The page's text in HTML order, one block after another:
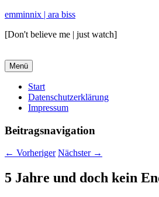
emminnix | ara biss
[Don't believe me | just watch]
Menü
Primäres
Menü
Start
Datenschutzerklärung
Impressum
Beitragsnavigation
← Vorheriger Nächster →
5 Jahre und doch kein